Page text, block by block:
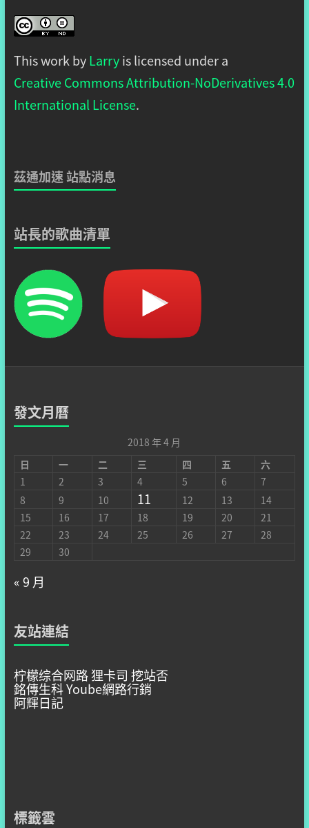
This work byLarryis licensed under a
Creative Commons Attribution-NoDerivatives 4.0
International License.
茲通加速 站點消息
站長的歌曲清單
發文月曆
2018 年 4 月
日
一 二 三 四 五
六
1
2 3 4 5 6
7
8
9 10 11 12 13
14
15
16 17 18 19 20
21
22
23 24 25 26 27
28
29
30
« 9 月
友站連結
柠檬综合网路狸卡司 挖站否
銘傳生科Yoube網路行銷
阿輝日記
標籤雲